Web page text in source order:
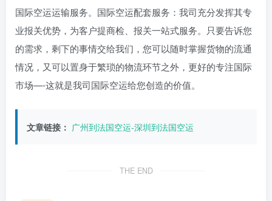
国际空运运输服务。国际空运配套服务：我司充分发挥其专
业报关优势，为客户提商检、报关一站式服务。只要告诉您
的需求，剩下的事情交给我们，您可以随时掌握货物的流通
情况，又可以置身于繁琐的物流环节之外，更好的专注国际
市场—-这就是我司国际空运给您创造的价值。
文章链接： 广州到法国空运-深圳到法国空运
THE END